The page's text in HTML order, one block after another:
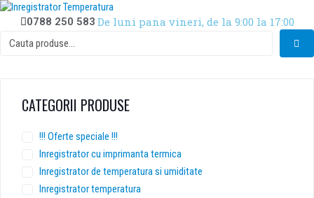
S
0788 250 583 De luni pana vineri, de la 9:00 la 17:00
CATEGORII PRODUSE
!!! Oferte speciale !!!
Inregistrator cu imprimanta termica
Inregistrator de temperatura si umiditate
Inregistrator temperatura